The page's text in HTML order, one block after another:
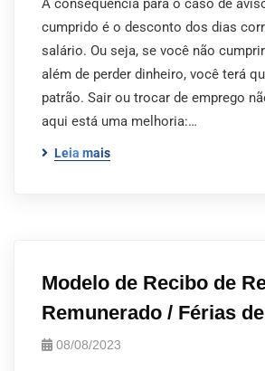
A consequência para o caso de
cumprido é o desconto dos dias
salário. Ou seja, se você não
além de perder dinheiro, você terá
patrão. Sair ou trocar de emprego
aqui está uma melhoria:…
Leia mais
Modelo de Recibo de
Remunerado / Férias
08/08/2023